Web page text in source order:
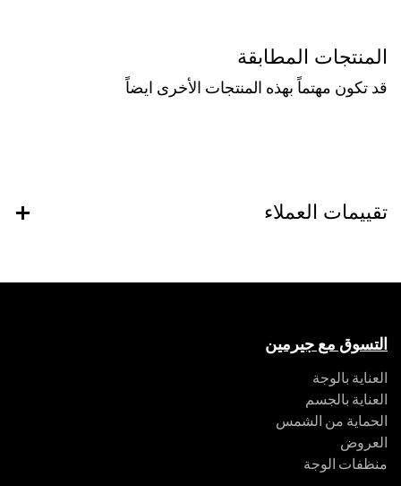
المنتجات المطابقة
قد تكون مهتماً بهذه المنتجات الأخرى ايضاً
تقييمات العملاء
التسوق مع جيرمين
العناية بالوجة
العناية بالجسم
الحماية من الشمس
العروض
منظفات الوجة